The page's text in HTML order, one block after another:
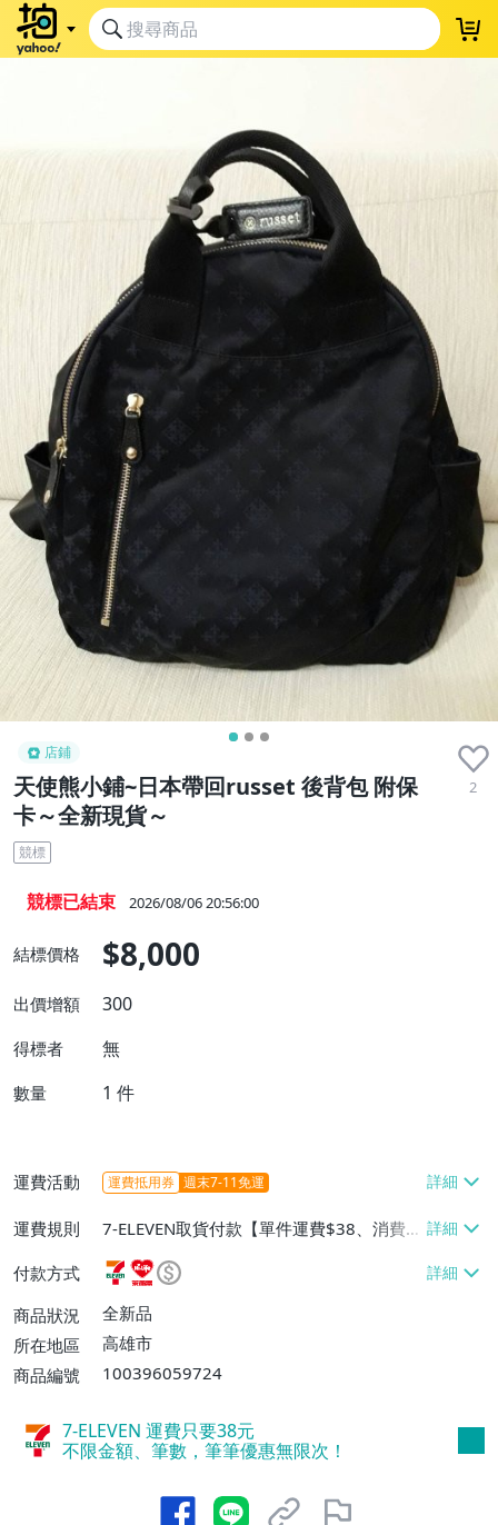
店鋪
天使熊小鋪~日本帶回russet 後背包 附保
卡～全新現貨～
2
競標
競標已結束 2026/08/06 20:56:00
結標價格 $8,000
出價增額 300
得標者 無
數量 1 件
運費活動 運費抵用券 週末7-11免運
運費規則
7-ELEVEN取貨付款【單件運費$38、消費滿
$2000免運費】、萊爾富取貨付款【單件運
費$60、消費滿$3000免運費】、郵局掛號
【單件運費$65、消費滿$2000免運費】、
面交/自取/不寄送【免運費】
付款方式
商品狀況
全新品
所在地區
高雄市
商品編號
100396059724
7-ELEVEN 運費只要38元
不限金額、筆數，筆筆優惠無限次！